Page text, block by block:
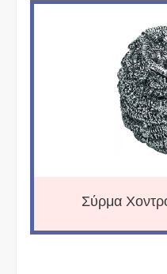
Σύρμα